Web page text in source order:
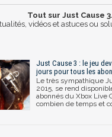
Tout sur Just Cause 3.
vidéos et astuces ou
Just Cause 3 : le jeu
jours pour tous les
Le très sympathique
2015, se rend
abonnés du Xbox Live
combien de temps et